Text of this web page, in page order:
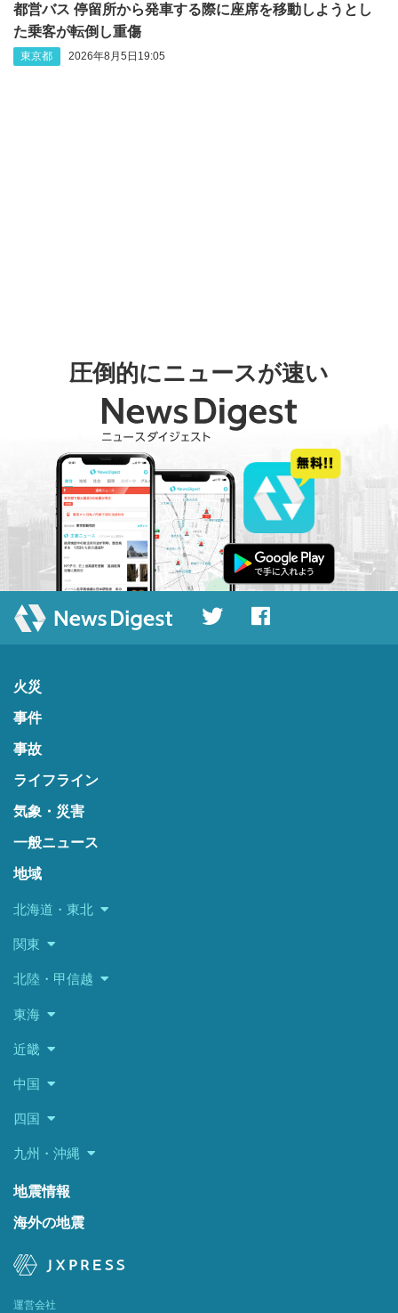
都営バス 停留所から発車する際に座席を移動しようとし
た乗客が転倒し重傷
東京都 2026年8月5日19:05
圧倒的にニュースが速い
火災
事件
事故
ライフライン
気象・災害
一般ニュース
地域
北海道・東北
関東
北陸・甲信越
東海
近畿
中国
四国
九州・沖縄
地震情報
海外の地震
運営会社